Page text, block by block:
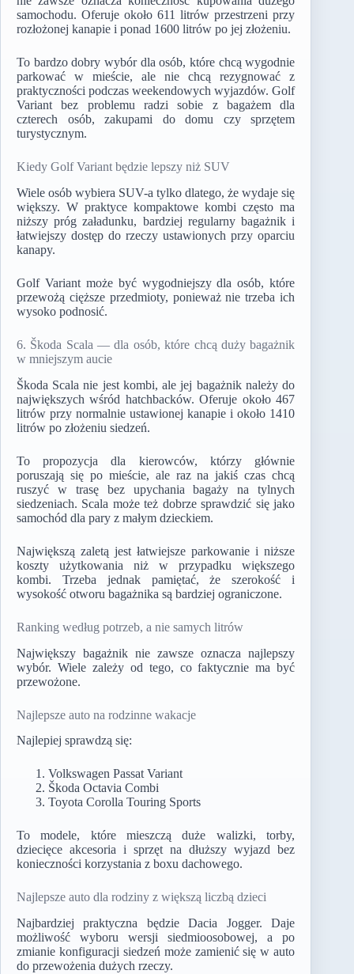
samochodu. Oferuje około 611 litrów przestrzeni przy
rozłożonej kanapie i ponad 1600 litrów po jej złożeniu.
To bardzo dobry wybór dla osób, które chcą wygodnie
parkować w mieście, ale nie chcą rezygnować z
praktyczności podczas weekendowych wyjazdów. Golf
Variant bez problemu radzi sobie z bagażem dla
czterech osób, zakupami do domu czy sprzętem
turystycznym.
Kiedy Golf Variant będzie lepszy niż SUV
Wiele osób wybiera SUV-a tylko dlatego, że wydaje się
większy. W praktyce kompaktowe kombi często ma
niższy próg załadunku, bardziej regularny bagażnik i
łatwiejszy dostęp do rzeczy ustawionych przy oparciu
kanapy.
Golf Variant może być wygodniejszy dla osób, które
przewożą cięższe przedmioty, ponieważ nie trzeba ich
wysoko podnosić.
6. Škoda Scala — dla osób, które chcą duży bagażnik
w mniejszym aucie
Škoda Scala nie jest kombi, ale jej bagażnik należy do
największych wśród hatchbacków. Oferuje około 467
litrów przy normalnie ustawionej kanapie i około 1410
litrów po złożeniu siedzeń.
To propozycja dla kierowców, którzy głównie
poruszają się po mieście, ale raz na jakiś czas chcą
ruszyć w trasę bez upychania bagaży na tylnych
siedzeniach. Scala może też dobrze sprawdzić się jako
samochód dla pary z małym dzieckiem.
Największą zaletą jest łatwiejsze parkowanie i niższe
koszty użytkowania niż w przypadku większego
kombi. Trzeba jednak pamiętać, że szerokość i
wysokość otworu bagażnika są bardziej ograniczone.
Ranking według potrzeb, a nie samych litrów
Największy bagażnik nie zawsze oznacza najlepszy
wybór. Wiele zależy od tego, co faktycznie ma być
przewożone.
Najlepsze auto na rodzinne wakacje
Najlepiej sprawdzą się:
Volkswagen Passat Variant
Škoda Octavia Combi
Toyota Corolla Touring Sports
To modele, które mieszczą duże walizki, torby,
dziecięce akcesoria i sprzęt na dłuższy wyjazd bez
konieczności korzystania z boxu dachowego.
Najlepsze auto dla rodziny z większą liczbą dzieci
Najbardziej praktyczna będzie Dacia Jogger. Daje
możliwość wyboru wersji siedmioosobowej, a po
zmianie konfiguracji siedzeń może zamienić się w auto
do przewożenia dużych rzeczy.